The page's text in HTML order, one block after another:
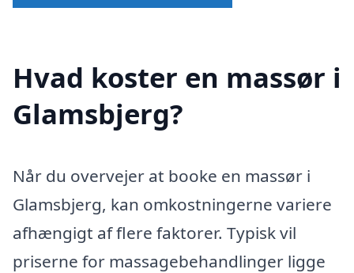
Hvad koster en massør i
Glamsbjerg?
Når du overvejer at booke en massør i
Glamsbjerg, kan omkostningerne variere
afhængigt af flere faktorer. Typisk vil
priserne for massagebehandlinger ligge